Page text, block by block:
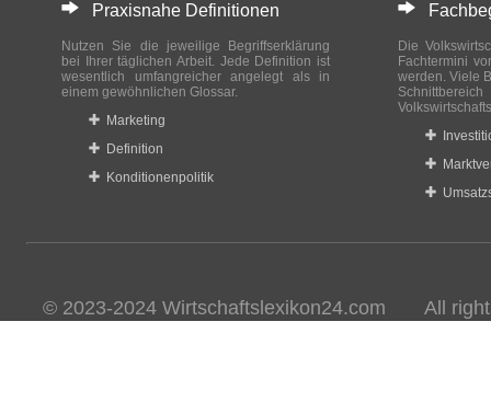
Praxisnahe Definitionen
Nutzen Sie die jeweilige Begriffserklärung
bei Ihrer täglichen Arbeit. Jede Definition ist
wesentlich umfangreicher angelegt als in
einem gewöhnlichen Glossar.
Marketing
Definition
Konditionenpolitik
Die
Fachtermini
werden. Viele
© 2023-2024 Wirtschaftslexikon24.com All